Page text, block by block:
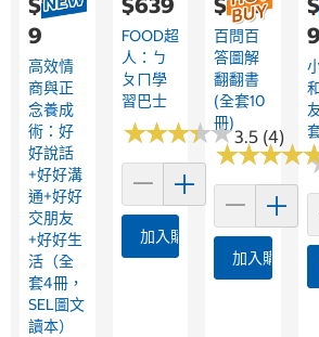
9
高效情
商與正
念養成
術：好
好說話
+好好溝
通+好好
交朋友
+好好生
活（全
套4冊，
SEL圖文
讀本）
FOOD超
人：ㄅ
ㄆㄇ學
習巴士
★★★★★
★★★★★3.5 (4)
加入購物車
百問百
答圖解
翻翻書
(全套10
冊)
★★★★
★★★★
加入購物車
9